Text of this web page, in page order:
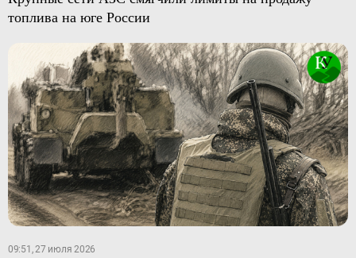
топлива на юге России
09:51, 27 июля 2026